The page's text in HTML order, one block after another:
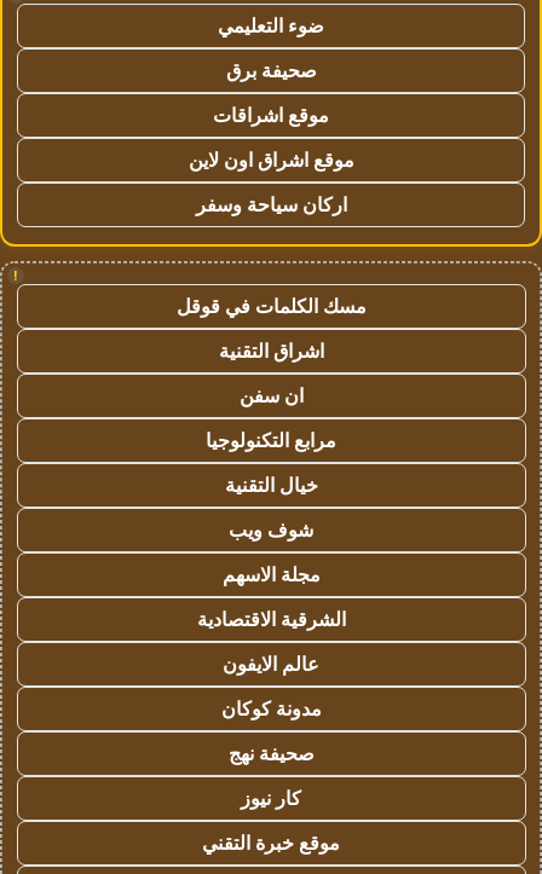
ضوء التعليمي
صحيفة برق
موقع اشراقات
موقع اشراق اون لاين
اركان سياحة وسفر
!
مسك الكلمات في قوقل
اشراق التقنية
ان سفن
مرابع التكنولوجيا
خيال التقنية
شوف ويب
مجلة الاسهم
الشرقية الاقتصادية
عالم الايفون
مدونة كوكان
صحيفة نهج
كار نيوز
موقع خبرة التقني